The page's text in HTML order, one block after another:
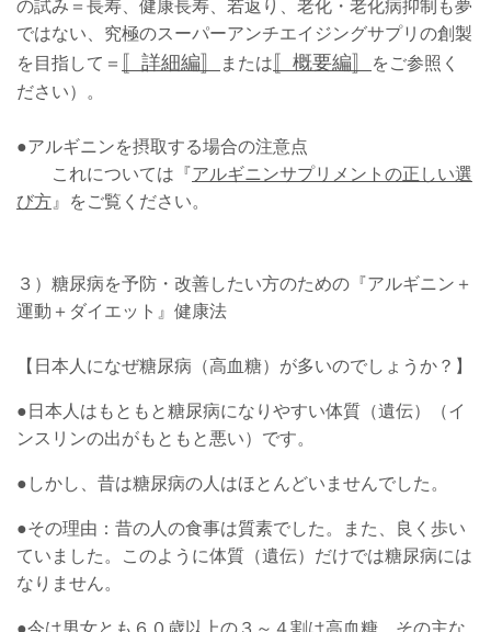
の試み＝長寿、健康長寿、若返り、老化・老化病抑制も夢
ではない、究極のスーパーアンチエイジングサプリの創製
を目指して＝
〚詳細編〛 または 〚概要編〛
をご参照く
ださい）。
●アルギニンを摂取する場合の注意点
これについては『アルギニンサプリメントの正しい選
び方』をご覧ください。
３）糖尿病を予防・改善したい方のための『アルギニン＋
運動＋ダイエット』健康法
【日本人になぜ糖尿病（高血糖）が多いのでしょうか？】
●日本人はもともと糖尿病になりやすい体質（遺伝）（イ
ンスリンの出がもともと悪い）です。
●しかし、昔は糖尿病の人はほとんどいませんでした。
●その理由：昔の人の食事は質素でした。また、良く歩い
ていました。このように体質（遺伝）だけでは糖尿病には
なりません。